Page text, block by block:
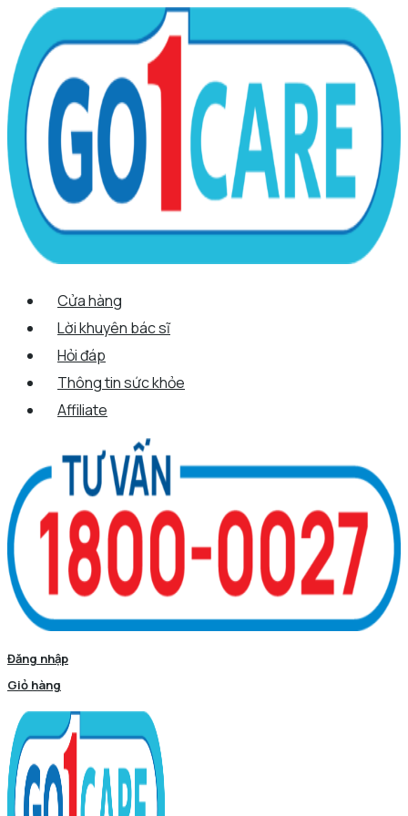
nội
dung
Menu
Cửa hàng
Lời khuyên bác sĩ
Hỏi đáp
Thông tin sức khỏe
Affiliate
Đăng nhập
Giỏ hàng
Tên*
Email*
Trang
web
Scroll
Up